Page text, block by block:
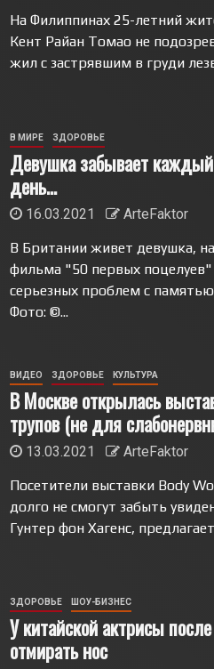
На Филиппинах 25-летний
Кент Райан Томао не
жил с застрявшим в груди
В МИРЕ ЗДОРОВЬЕ
Девушка забывает
день…
16.03.2021
ArteFaktor
В Британии живет девушка,
фильма "50 первых поцелуев"
серьезных проблем с
Фото: ©...
ВИДЕО ЗДОРОВЬЕ КУЛЬТУРА
В Москве открылась
трупов (не для
13.03.2021
ArteFaktor
Посетители выставки Body
долго не смогут забыть
Гунтер фон Хагенс,
ЗДОРОВЬЕ ШОУ-БИЗНЕС
У китайской актрисы
отмирать нос